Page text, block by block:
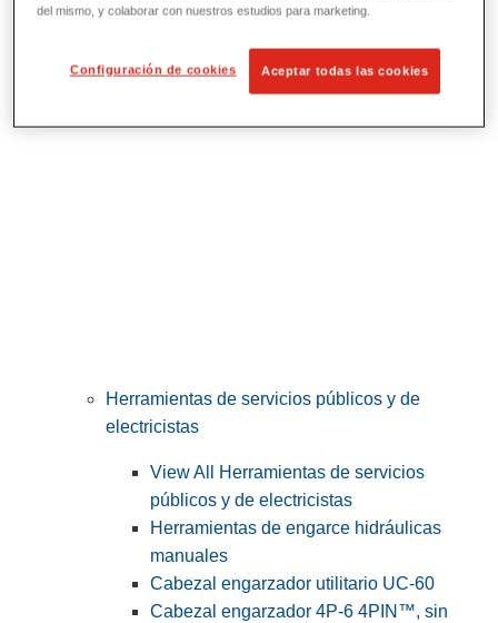
Curvado y conformado
Corte y preparación de tubos
Herramientas de servicios públicos y de
electricistas
View All Herramientas de servicios
públicos y de electricistas
Herramientas de engarce hidráulicas
manuales
Cabezal engarzador utilitario UC-60
Cabezal engarzador 4P-6 4PIN™, sin
del mismo, y colaborar con nuestros estudios para marketing.
Configuración de cookies Aceptar todas las cookies